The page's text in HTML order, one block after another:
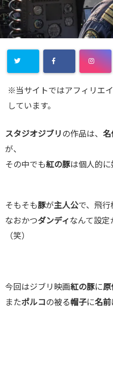
※当サイトではアフィリエ
しています。
スタジオジブリ の作品は、 名
が、
その中でも紅の豚は個人的に
そもそも豚が主人公で、飛行
なおかつダンディなんて設定
（笑）
今回はジブリ映画紅の豚に原
またポルコ の被る帽子に名前